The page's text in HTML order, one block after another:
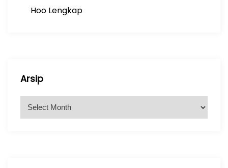
Hoo Lengkap
Arsip